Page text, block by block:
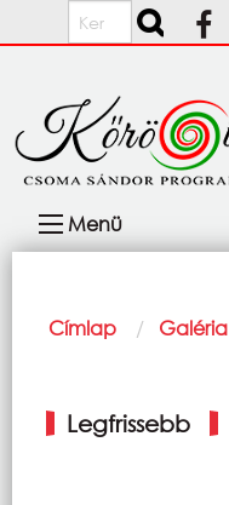
Ugrás a tartalomra
Keresés
navigáció
Menü
Morzsa
Címlap Galéria
fülek
Legfrissebb